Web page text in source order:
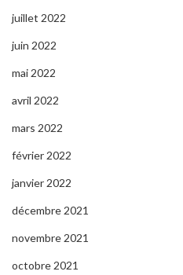
juillet 2022
juin 2022
mai 2022
avril 2022
mars 2022
février 2022
janvier 2022
décembre 2021
novembre 2021
octobre 2021